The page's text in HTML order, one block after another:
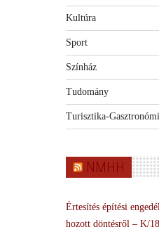
Kultúra
Sport
Színház
Tudomány
Turisztika-
NMHH
Értesítés építési
hozott döntésről – K/